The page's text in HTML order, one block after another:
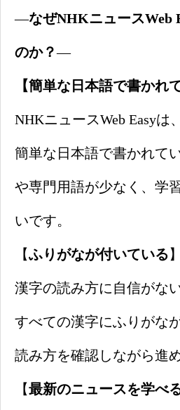
—なぜNHKニュースWeb
のか？—
【簡単な日本語で書かれ
NHKニュースWeb Easyは
簡単な日本語で書かれて
や専門用語が少なく、学
いです。
【ふりがなが付いている】
漢字の読み方に自信がな
すべての漢字にふりがな
読み方を確認しながら進
【最新のニュースを学べ